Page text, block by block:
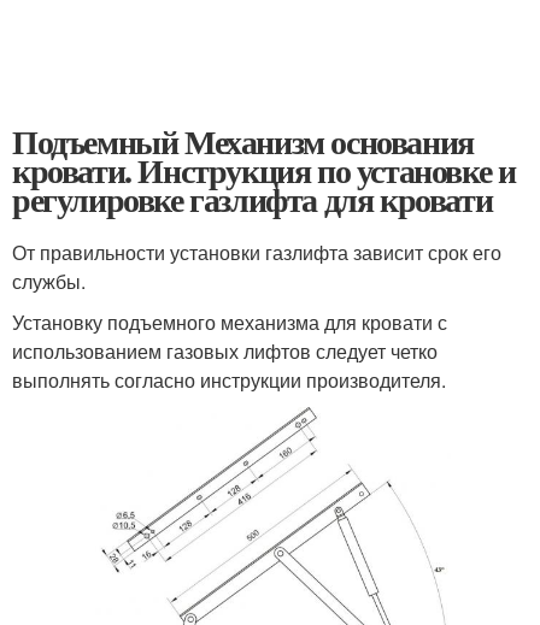
Подъемный Механизм основания
кровати. Инструкция по установке и
регулировке газлифта для кровати
От правильности установки газлифта зависит срок его
службы.
Установку подъемного механизма для кровати с
использованием газовых лифтов следует четко
выполнять согласно инструкции производителя.